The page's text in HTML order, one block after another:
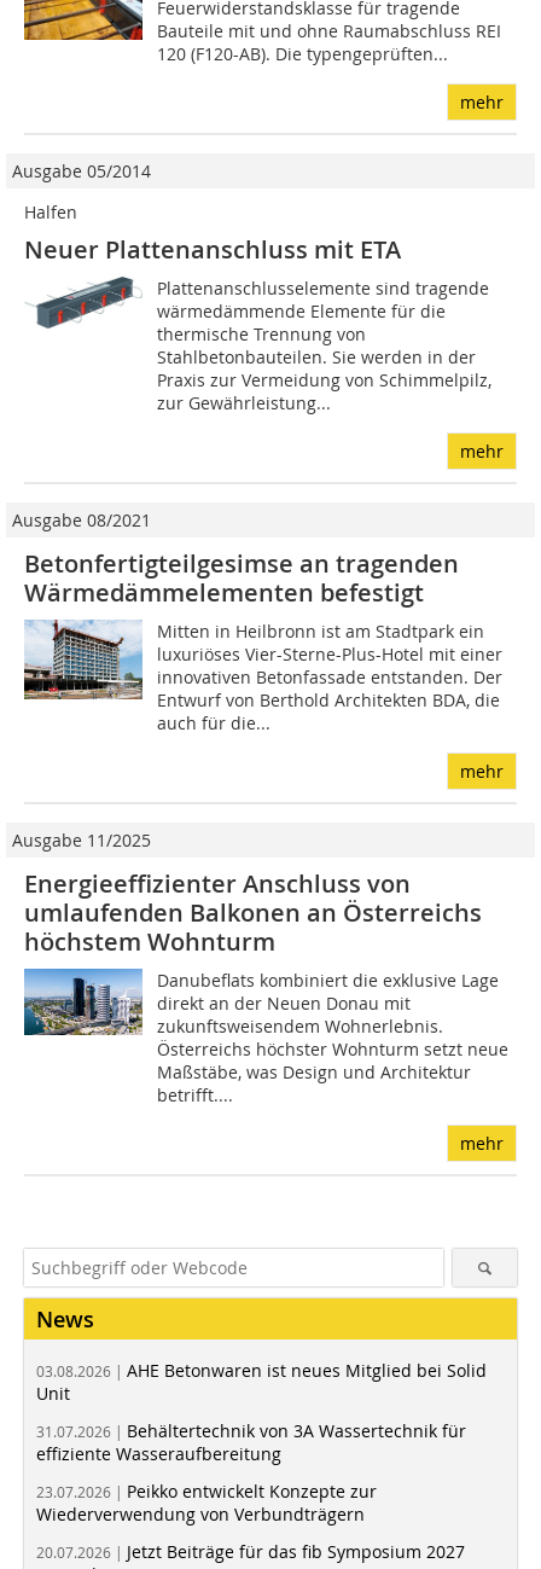
Feuerwiderstandsklasse für tragende
Bauteile mit und ohne Raumabschluss REI
120 (F120-AB). Die typengeprüften...
mehr
Ausgabe 05/2014
Halfen
Neuer Plattenanschluss mit ETA
Plattenanschlusselemente sind tragende
wärmedämmende Elemente für die
thermische Trennung von
Stahlbetonbauteilen. Sie werden in der
Praxis zur Vermeidung von Schimmelpilz,
zur Gewährleistung...
mehr
Ausgabe 08/2021
Betonfertigteilgesimse an tragenden
Wärmedämmelementen befestigt
Mitten in Heilbronn ist am Stadtpark ein
luxuriöses Vier-Sterne-Plus-Hotel mit einer
innovativen Betonfassade entstanden. Der
Entwurf von Berthold Architekten BDA, die
auch für die...
mehr
Ausgabe 11/2025
Energieeffizienter Anschluss von
umlaufenden Balkonen an Österreichs
höchstem Wohnturm
Danubeflats kombiniert die exklusive Lage
direkt an der Neuen Donau mit
zukunftsweisendem Wohnerlebnis.
Österreichs höchster Wohnturm setzt neue
Maßstäbe, was Design und Architektur
betrifft....
mehr
News
03.08.2026 | AHE Betonwaren ist neues Mitglied bei Solid
Unit
31.07.2026 | Behältertechnik von 3A Wassertechnik für
effiziente Wasseraufbereitung
23.07.2026 | Peikko entwickelt Konzepte zur
Wiederverwendung von Verbundträgern
20.07.2026 | Jetzt Beiträge für das fib Symposium 2027